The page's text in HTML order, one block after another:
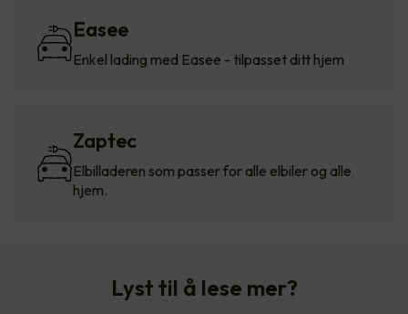
Easee
Enkel lading med Easee - tilpasset ditt hjem
Zaptec
Elbilladeren som passer for alle elbiler og alle
hjem.
Lyst til å lese mer?